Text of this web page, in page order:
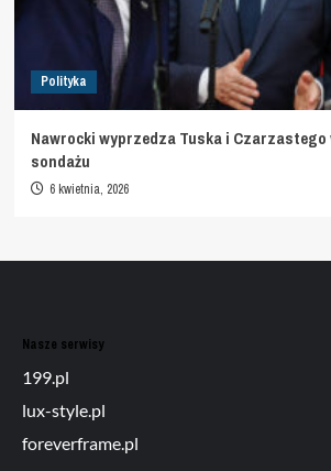
Polityka
Nawrocki wyprzedza Tuska i
sondażu
6 kwietnia, 2026
Nasze serwisy
199.pl
lux-style.pl
foreverframe.pl